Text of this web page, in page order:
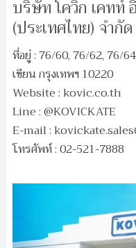
บริษัท โควิก เคทท์
(ประเทศไทย) จำกัด
ที่อยู่ : 76/60, 76/62, 76/
เขียน กรุงเทพฯ 10220
Website : kovic.co.th
Line : @KOVICKATE
E-mail :
โทรศัพท์ : 02-521-7888